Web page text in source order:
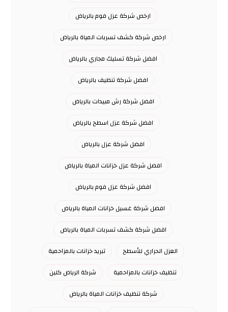
ارخص شركة عزل فوم بالرياض
ارخص شركة كشف تسربات المياة بالرياض
افضل شركة تسليك مجاري بالرياض
افضل شركة تنظيف بالرياض
افضل شركة رش مبيدات بالرياض
افضل شركة عزل اسطح بالرياض
افضل شركة عزل بالرياض
افضل شركة عزل خزانات المياة بالرياض
افضل شركة عزل فوم بالرياض
افضل شركة غسيل خزانات المياة بالرياض
افضل شركة كشف تسربات المياة بالرياض
العزل الحراري للأسطح
تبريد خزانات بالمزاحمية
تنظيف خزانات بالمزاحمية
شركة الرياض كلين
شركة تنظيف خزانات المياة بالرياض